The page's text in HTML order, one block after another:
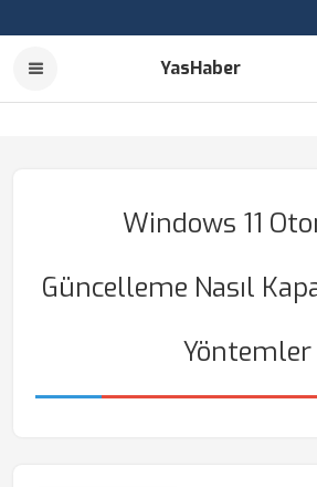
YasHaber
Windows 11
Güncelleme Nasıl
Yöntemler